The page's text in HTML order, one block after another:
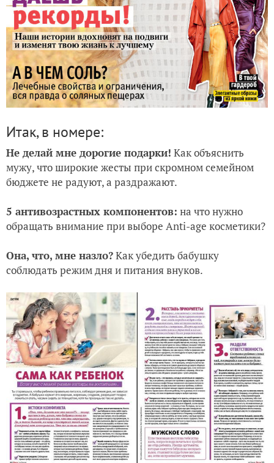
Итак, в номере:
Не делай мне дорогие подарки! Как объяснить
мужу, что широкие жесты при скромном семейном
бюджете не радуют, а раздражают.
5 антивозрастных компонентов: на что нужно
обращать внимание при выборе Anti-age косметики?
Она, что, мне назло?Как убедить бабушку
соблюдать режим дня и питания внуков.